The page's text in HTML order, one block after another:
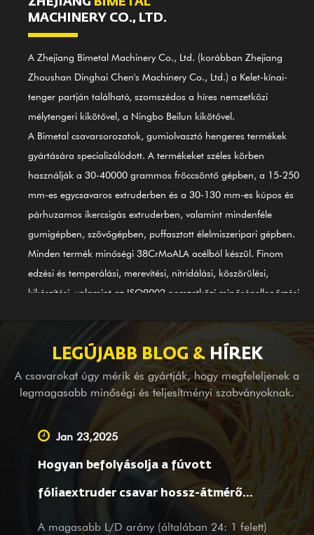
MACHINERY CO., LTD.
A Zhejiang Bimetal Machinery Co., Ltd. (korábban Zhejiang
Zhoushan Dinghai Chen's Machinery Co., Ltd.) a Kelet-kínai-
tenger partján található, szomszédos a híres nemzetközi
mélytengeri kikötővel, a Ningbo Beilun kikötővel.
A Bimetal csavarsorozatok, gumiolvasztó hengeres termékek
gyártására specializálódott. A termékeket széles körben
használják a 30-40000 grammos fröccsöntő gépben, a 15-250
mm-es egycsavaros extruderben és a 30-130 mm-es kúpos és
párhuzamos ikercsigás extruderben, valamint mindenféle
gumigépben, szövőgépben, puffasztott élelmiszeripari gépben.
Minden termék minőségi 38CrMoALA acélból készül. Finom
edzési és temperálási, merevítési, nitridálási, köszörülési,
kikészítési, valamint az ISO9002 nemzetközi minőségellenőrzési
szabványoknak. A GⅡ 113 nikkel alapú ötvözet (legújabb 3#
acél) csavarhenger is az egyik első termékünk; Alkalmas
ötvözött bimetál (PTA) hegesztésre. Amellett, hogy külföldön
komplett gépgyártó cégek mérlegberendezését biztosítjuk,
vezető beszállítóként vállalunk OEM szolgáltatást, földmérési és
térképezési segítséget, valamint itthoni kis- és nagyvállalatok
tervezési szolgáltatásait is. Nem számít, hogy Ön meglévő
partnerünk vagy potenciális ügyfelünk, termékeivel és
szolgáltatásaival, szeretettel várjuk látogatását és érdeklődését
teljes szívvel és átgondolt szolgáltatásainkkal.
LEGÚJABB BLOG &HÍREK
A csavarokat úgy mérik és gyártják, hogy megfeleljenek a
legmagasabb minőségi és teljesítményi szabványoknak.
Jan 23,2025
Hogyan befolyásolja a fúvott
fóliaextruder csavar hossz-átmérő
aránya az anyagfeldolgozást és a film
A magasabb L/D arány (általában 24: 1 felett)